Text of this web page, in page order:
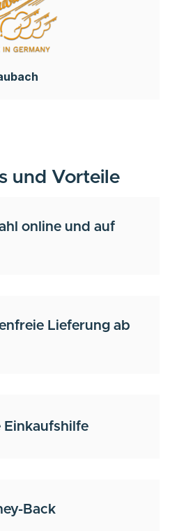
und Vorteile
online und auf
Lieferung ab
Einkaufshilfe
Back